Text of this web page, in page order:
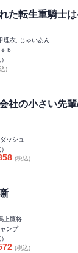
た転生重騎士
理衣, じゃいあん
ｂ
)
社の小さい先
ッシュ
(税込)
上鷹将
ンプ
(税込)